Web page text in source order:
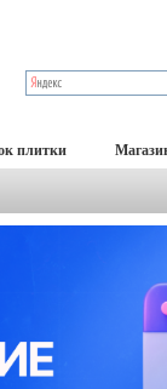
плитки